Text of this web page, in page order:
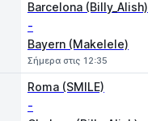
Barcelona (Billy_Alish)
-
Bayern (Makelele)
Σήμερα στις 12:35
Roma (SMILE)
-